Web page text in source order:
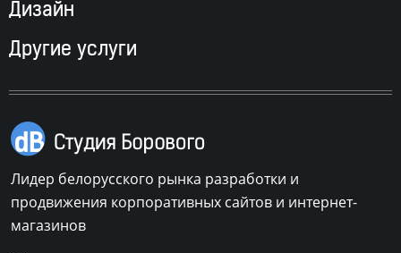
Дизайн
Другие услуги
Лидер белорусского рынка разработки и
продвижения корпоративных сайтов и интернет-
магазинов